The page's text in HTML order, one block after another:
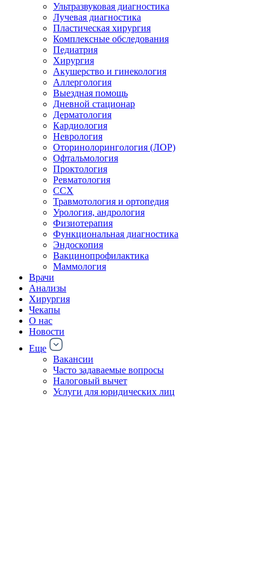
Ультразвуковая диагностика
Лучевая диагностика
Пластическая хирургия
Комплексные обследования
Педиатрия
Хирургия
Акушерство и гинекология
Аллергология
Выездная помощь
Дневной стационар
Дерматология
Кардиология
Неврология
Оторинолорингология (ЛОР)
Офтальмология
Проктология
Ревматология
ССХ
Травмотология и ортопедия
Урология, андрология
Физиотерапия
Функциональная диагностика
Эндоскопия
Вакцинопрофилактика
Маммология
Врачи
Анализы
Хирургия
Чекапы
О нас
Новости
Еще
Вакансии
Часто задаваемые вопросы
Налоговый вычет
Услуги для юридических лиц